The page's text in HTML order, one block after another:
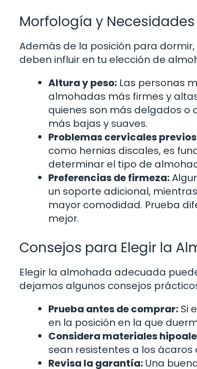
Morfología y
Además de la posición para
deben influir en tu elección de
Altura y peso: Las personas
almohadas más firmes y
quienes son más delgados
más bajas y suaves.
Problemas cervicales
como hernias discales, es
determinar el tipo de
Preferencias de firmeza:
un soporte adicional,
mayor comodidad. Prueba
mejor.
Consejos para Elegir la
Elegir la almohada adecuada
dejamos algunos consejos
Prueba antes de comprar: Si
en la posición en la que
Considera materiales
sean resistentes a los
Revisa la garantía: Una